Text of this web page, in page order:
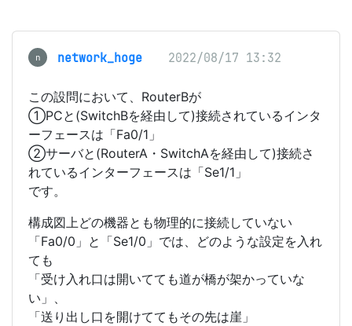
n network_hoge 2022/08/17 13:32
この設問において、RouterBが
①PCと(SwitchBを経由して)接続されているインタ
ーフェースは「Fa0/1」
②サーバと(RouterA・SwitchAを経由して)接続さ
れているインターフェースは「Se1/1」
です。
構成図上どの機器とも物理的に接続していない
「Fa0/0」と「Se1/0」では、どのような設定を入れ
ても
「受け入れ口は開いてても道が橋が架かっていな
い」、
「送り出し口を開けててもその先は崖」